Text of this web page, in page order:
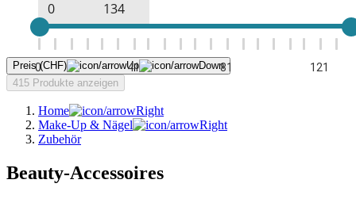
0 41 81 121
Preis (CHF)
415 Produkte anzeigen
Home
Make-Up & Nägel
Zubehör
Beauty-Accessoires